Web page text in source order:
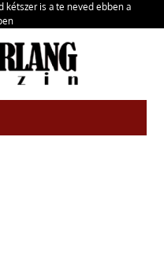
kétszer is a te neved ebben a